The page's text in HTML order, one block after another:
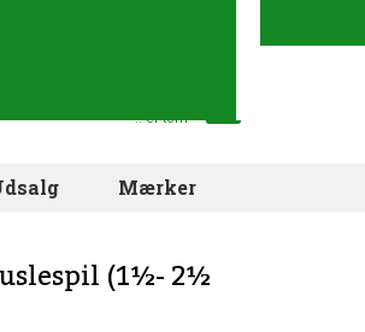
.. er tom
Mærker
(1½- 2½